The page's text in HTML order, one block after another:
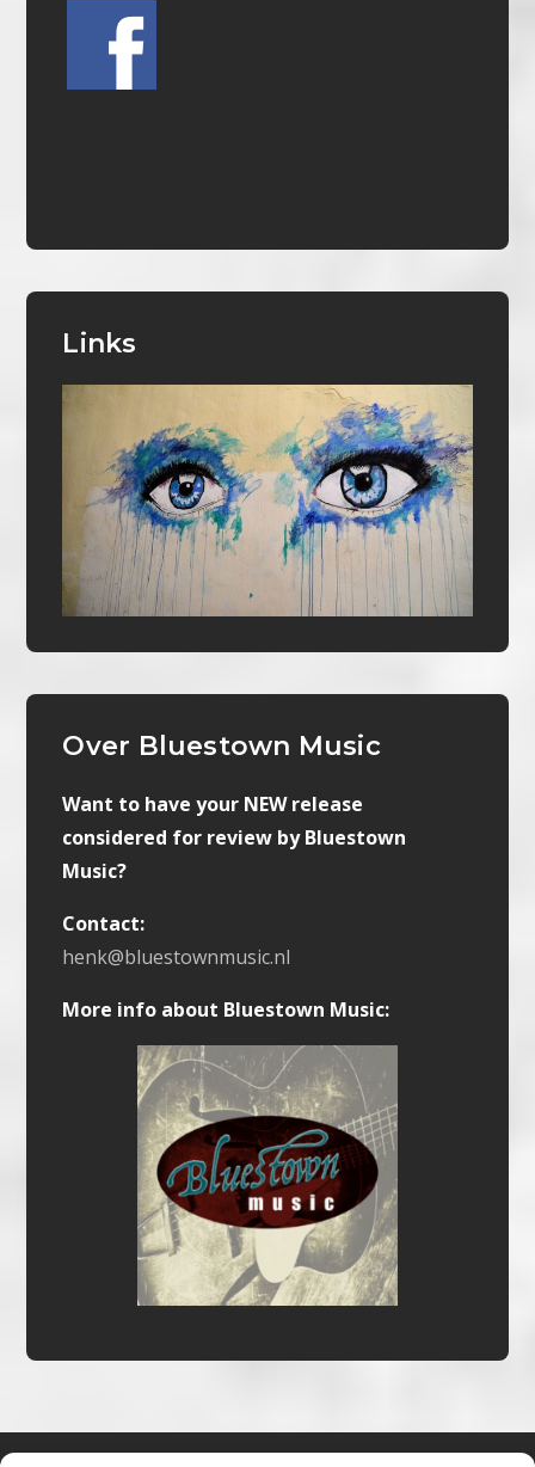
Links
Over Bluestown Music
Want to have your NEW release
considered for review by Bluestown
Music?
Contact:
henk@bluestownmusic.nl
More info about Bluestown Music: